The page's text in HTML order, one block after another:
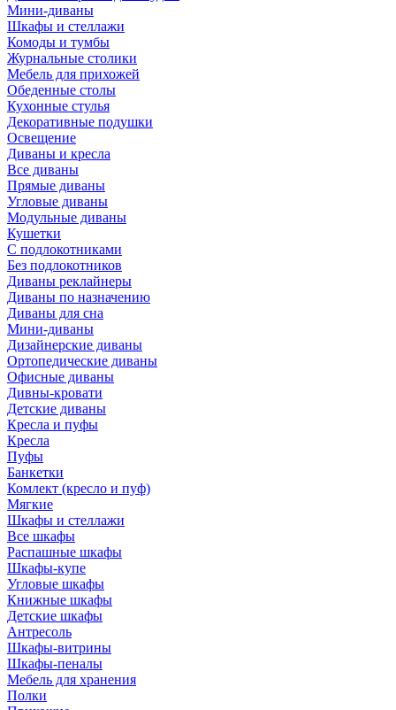
Мини-диваны
Шкафы и стеллажи
Комоды и тумбы
Журнальные столики
Мебель для прихожей
Обеденные столы
Кухонные стулья
Декоративные подушки
Освещение
Диваны и кресла
Все диваны
Прямые диваны
Угловые диваны
Модульные диваны
Кушетки
С подлокотниками
Без подлокотников
Диваны реклайнеры
Диваны по назначению
Диваны для сна
Мини-диваны
Дизайнерские диваны
Ортопедические диваны
Офисные диваны
Дивны-кровати
Детские диваны
Кресла и пуфы
Кресла
Пуфы
Банкетки
Комлект (кресло и пуф)
Мягкие
Шкафы и стеллажи
Все шкафы
Распашные шкафы
Шкафы-купе
Угловые шкафы
Книжные шкафы
Детские шкафы
Антресоль
Шкафы-витрины
Шкафы-пеналы
Мебель для хранения
Полки